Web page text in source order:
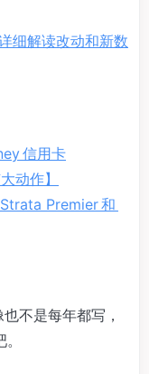
细解读改动和新数
信用卡
动作】
Premier 和
不是每年都写，